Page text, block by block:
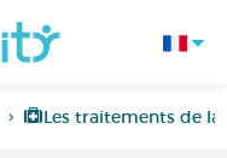
Les traitements de